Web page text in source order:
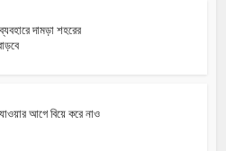
দামড়া শহরের
আগে বিয়ে করে নাও